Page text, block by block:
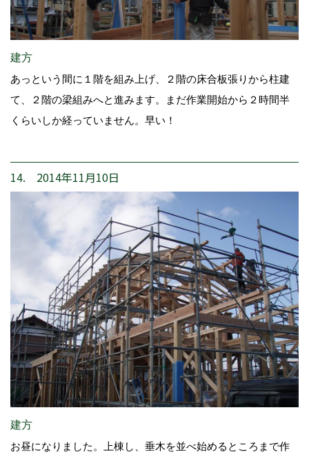
建方
あっという間に１階を組み上げ、２階の床合板張りから柱建
て、２階の梁組みへと進みます。まだ作業開始から２時間半
くらいしか経っていません。早い！
14. 2014年11月10日
建方
お昼になりました。上棟し、垂木を並べ始めるところまで作